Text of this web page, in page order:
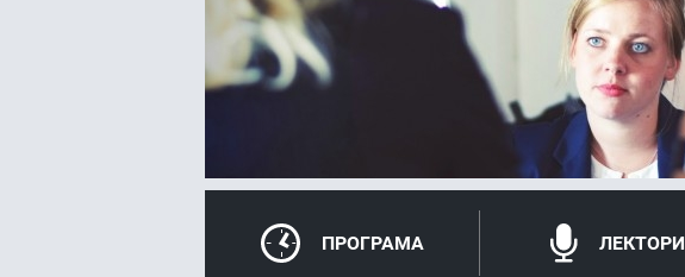
ПРОГРАМА ЛЕКТОРИ